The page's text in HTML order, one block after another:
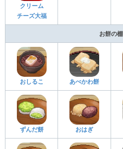
クリーム
チーズ大福
お餅の棚
おしるこ あべかわ餅
ずんだ餅 おはぎ